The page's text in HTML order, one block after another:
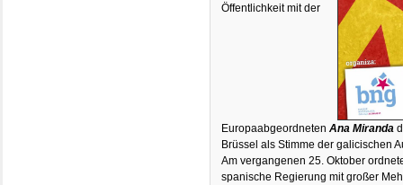
Öffentlichkeit mit der
EuropaabgeordnetenAna Miranda
Brüssel als Stimme der galicischen
Am vergangenen 25. Oktober
spanische Regierung mit großer